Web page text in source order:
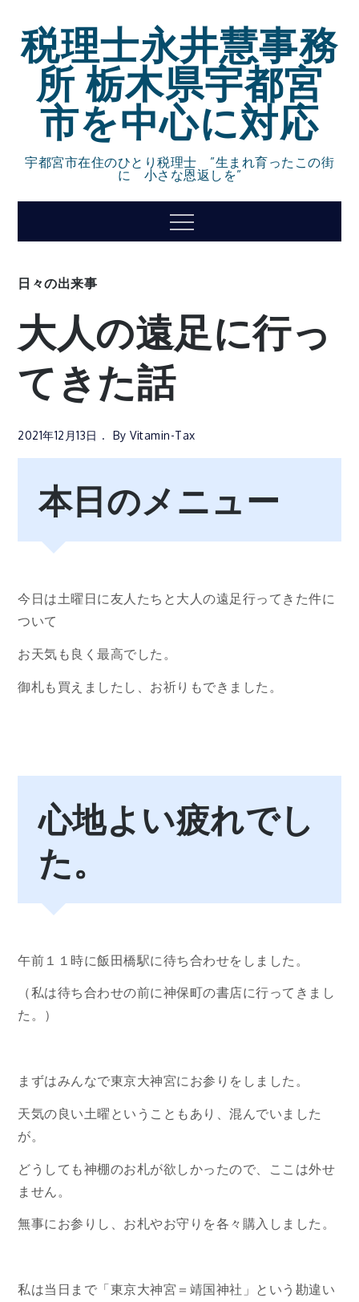
content
税理士永井慧事務
所 栃木県宇都宮
市を中心に対応
宇都宮市在住のひとり税理士 ”生まれ育ったこの街
に 小さな恩返しを”
Menu
日々の出来事
大人の遠足に行っ
てきた話
2021年12月13日 ByVitamin-Tax
本日のメニュー
今日は土曜日に友人たちと大人の遠足行ってきた件に
ついて
お天気も良く最高でした。
御札も買えましたし、お祈りもできました。
心地よい疲れでし
た。
午前１１時に飯田橋駅に待ち合わせをしました。
（私は待ち合わせの前に神保町の書店に行ってきまし
た。）
まずはみんなで東京大神宮にお参りをしました。
天気の良い土曜ということもあり、混んでいました
が。
どうしても神棚のお札が欲しかったので、ここは外せ
ません。
無事にお参りし、お札やお守りを各々購入しました。
私は当日まで「東京大神宮＝靖国神社」という勘違い